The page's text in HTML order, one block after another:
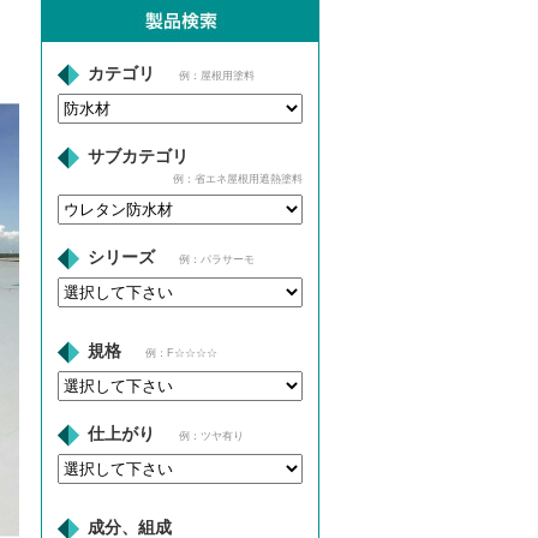
カテゴリ 例：屋根用塗料
サブカテゴリ
例：省エネ屋根用遮熱塗料
シリーズ 例：パラサーモ
規格 例：F☆☆☆☆
仕上がり 例：ツヤ有り
成分、組成